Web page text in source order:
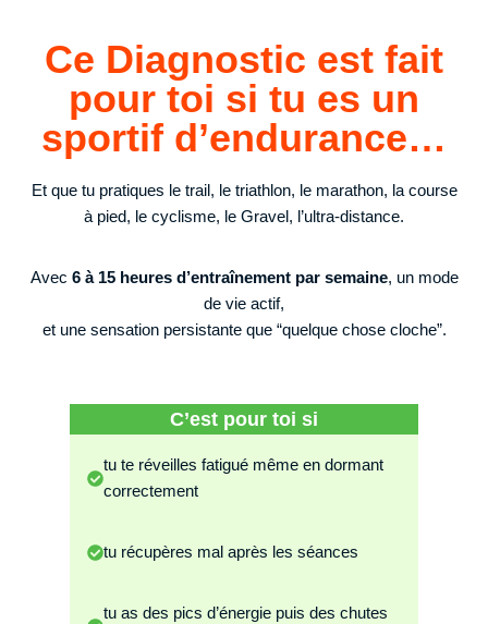
Ce Diagnostic est fait
pour toi si tu es un
sportif d’endurance…
Et que tu pratiques le trail, le triathlon, le marathon, la course
à pied, le cyclisme, le Gravel, l’ultra-distance.
Avec 6 à 15 heures d’entraînement par semaine, un mode
de vie actif,
et une sensation persistante que “quelque chose cloche”.
C’est pour toi si
tu te réveilles fatigué même en dormant
correctement
tu récupères mal après les séances
tu as des pics d’énergie puis des chutes